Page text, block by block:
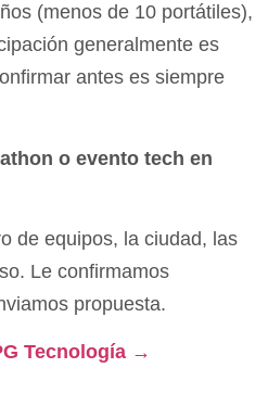
(menos de 10 portátiles),
generalmente es
antes es siempre
o evento tech en
de equipos, la ciudad, las
Le confirmamos
propuesta.
Tecnología →